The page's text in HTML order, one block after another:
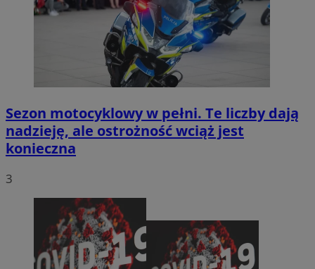
Sezon motocyklowy w pełni. Te liczby dają
nadzieję, ale ostrożność wciąż jest
konieczna
3